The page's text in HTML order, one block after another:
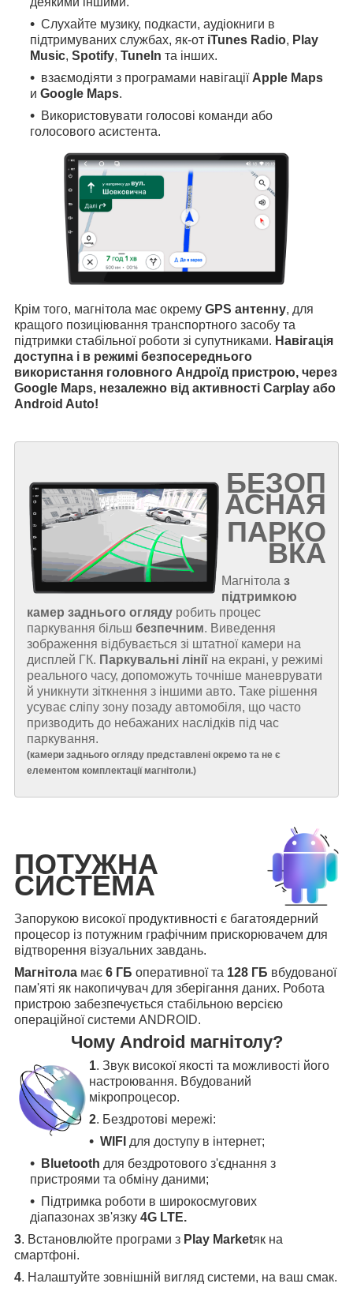
Слухайте музику, подкасти, аудіокниги в
підтримуваних службах, як-от iTunes Radio, Play
Music, Spotify, TuneIn та інших.
взаємодіяти з програмами навігаціїApple Maps
и Google Maps.
Використовувати голосові команди або
голосового асистента.
Крім того, магнітола має окрему GPS антенну, для
кращого позиціювання транспортного засобу та
підтримки стабільної роботи зі супутниками. Навігація
доступна і в режимі безпосереднього
використання головного Андроїд пристрою, через
Google Maps, незалежно від активності Carplay або
Android Auto!
БЕЗОП
АСНАЯ
ПАРКО
ВКА
Магнітола з
підтримкою
камер заднього огляду робить процес
паркування більш безпечним. Виведення
зображення відбувається зі штатної камери на
дисплей ГК. Паркувальні лінії на екрані, у режимі
реального часу, допоможуть точніше маневрувати
й уникнути зіткнення з іншими авто. Таке рішення
усуває сліпу зону позаду автомобіля, що часто
призводить до небажаних наслідків під час
паркування.
(камери заднього огляду представлені окремо та не є
елементом комплектації магнітоли.)
ПОТУЖНА
СИСТЕМА
Запорукою високої продуктивності є багатоядерний
процесор із потужним графічним прискорювачем для
відтворення візуальних завдань.
Магнітола має 6 ГБ оперативної та 128 ГБ вбудованої
пам'яті як накопичувач для зберігання даних. Робота
пристрою забезпечується стабільною версією
операційної системи ANDROID.
Чому Android магнітолу?
1. Звук високої якості та можливості його
настроювання. Вбудований
мікропроцесор.
2. Бездротові мережі:
WIFI для доступу в інтернет;
Bluetooth для бездротового з'єднання з
пристроями та обміну даними;
Підтримка роботи в широкосмугових
діапазонах зв'язку 4G LTE.
3. Встановлюйте програми з Play Marketяк на
смартфоні.
4. Налаштуйте зовнішній вигляд системи, на ваш смак.